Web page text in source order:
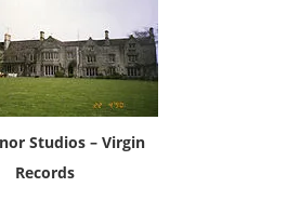
Studios – Virgin
Records